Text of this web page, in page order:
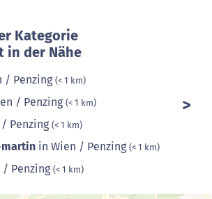
Kategorie
in der Nähe
/ Penzing (< 1 km)
/ Penzing (< 1 km)
Penzing (< 1 km)
in Wien / Penzing (< 1 km)
/ Penzing (< 1 km)